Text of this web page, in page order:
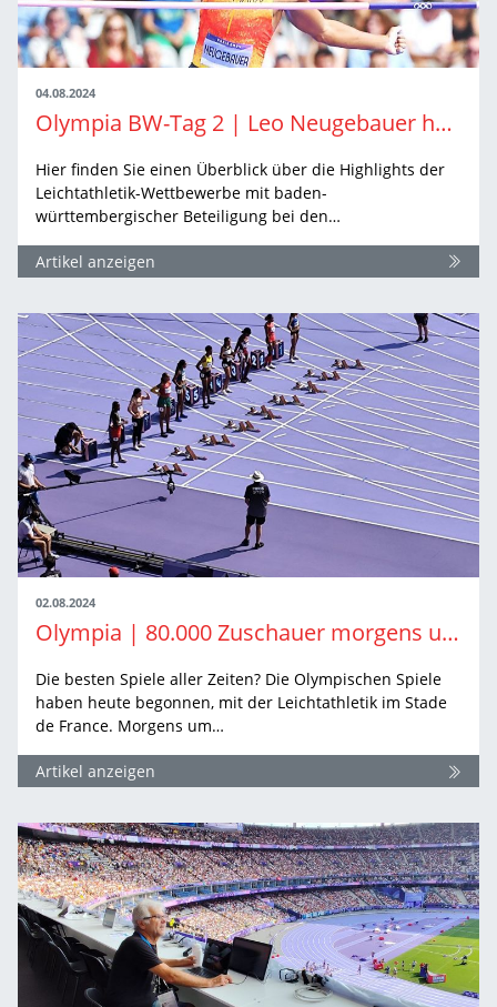
04.08.2024
Olympia BW-Tag 2 | Leo Neugebauer holt erste Olympia-Medaille
Hier finden Sie einen Überblick über die Highlights der
Leichtathletik-Wettbewerbe mit baden-
württembergischer Beteiligung bei den…
Artikel anzeigen
02.08.2024
Olympia | 80.000 Zuschauer morgens um zehn – wo gibts denn sowas?
Die besten Spiele aller Zeiten? Die Olympischen Spiele
haben heute begonnen, mit der Leichtathletik im Stade
de France. Morgens um…
Artikel anzeigen